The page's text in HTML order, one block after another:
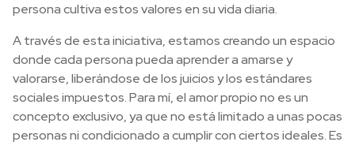
persona cultiva estos valores en su vida diaria.
A través de esta iniciativa, estamos creando un espacio
donde cada persona pueda aprender a amarse y
valorarse, liberándose de los juicios y los estándares
sociales impuestos. Para mí, el amor propio no es un
concepto exclusivo, ya que no está limitado a unas pocas
personas ni condicionado a cumplir con ciertos ideales. Es